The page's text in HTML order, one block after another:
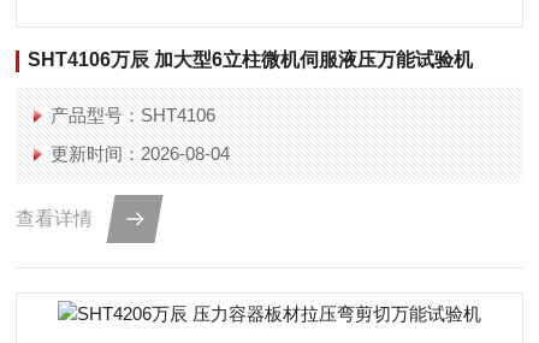
SHT4106万辰 加大型6立柱微机伺服液压万能试验机
产品型号：SHT4106
更新时间：2026-08-04
查看详情